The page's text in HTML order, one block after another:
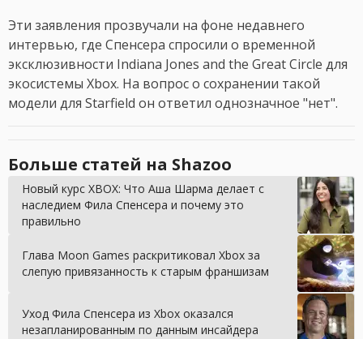
Эти заявления прозвучали на фоне недавнего
интервью, где Спенсера спросили о временной
эксклюзивности Indiana Jones and the Great Circle для
экосистемы Xbox. На вопрос о сохранении такой
модели для Starfield он ответил однозначное "нет".
Больше статей на Shazoo
Новый курс XBOX: Что Аша Шарма делает с
наследием Фила Спенсера и почему это
правильно
Глава Moon Games раскритиковал Xbox за
слепую привязанность к старым франшизам
Уход Фила Спенсера из Xbox оказался
незапланированным по данным инсайдера